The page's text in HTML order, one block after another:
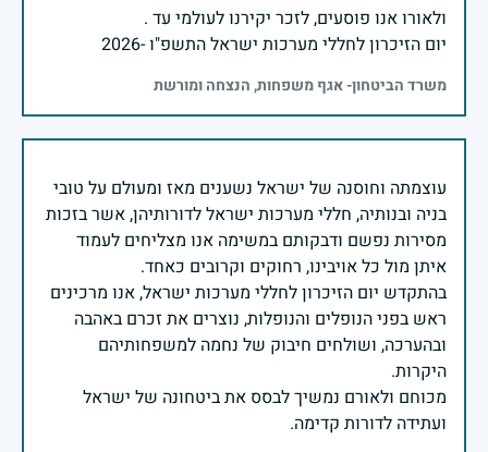
יום הזיכרון לחללי מערכות ישראל התשפ"ו -2026
משרד הביטחון- אגף משפחות, הנצחה ומורשת
עוצמתה וחוסנה של ישראל נשענים מאז ומעולם על טובי
בניה ובנותיה, חללי מערכות ישראל לדורותיהן, אשר בזכות
מסירות נפשם ודבקותם במשימה אנו מצליחים לעמוד
בהתקדש יום הזיכרון לחללי מערכות ישראל, אנו מרכינים
ראש בפני הנופלים והנופלות, נוצרים את זכרם באהבה
ובהערכה, ושולחים חיבוק של נחמה למשפחותיהם
מכוחם ולאורם נמשיך לבסס את ביטחונה של ישראל
ועתידה לדורות קדימה.